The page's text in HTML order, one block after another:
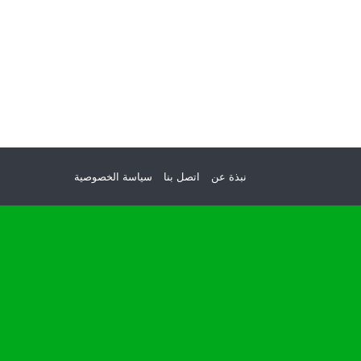
نبذة عن اتصل بنا سياسة الخصوصية